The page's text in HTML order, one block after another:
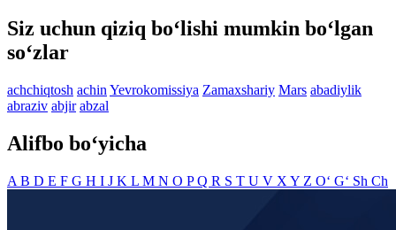
Siz uchun qiziq bo‘lishi mumkin bo‘lgan
so‘zlar
achchiqtosh achin Yevrokomissiya Zamaxshariy Mars abadiylik
abraziv abjir abzal
Alifbo bo‘yicha
A B D E F G H I J K L M N O PQ R S T U V X Y Z O‘ G‘ Sh Ch